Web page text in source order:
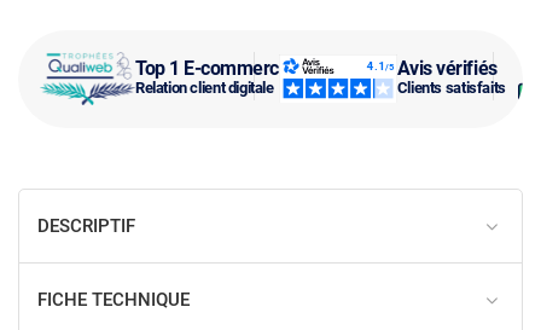
Top 1 E-commerce
Relation client digitale
Avis vérifiés
Clients satisfaits
DESCRIPTIF
FICHE TECHNIQUE